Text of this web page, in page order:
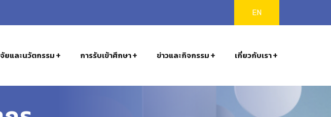
EN
ยและนวัตกรรม การรับเข้าศึกษา ข่าวและกิจกรรม เกี่ยวกับเรา